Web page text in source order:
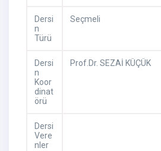
Dersi
n
Türü
Seçmeli
Dersi
n
Koor
dinat
örü
Prof.Dr. SEZAİ KÜÇÜK
Dersi
Vere
nler